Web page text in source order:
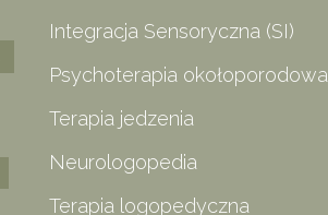
Integracja Sensoryczna (SI)
Psychoterapia okołoporodowa
Terapia jedzenia
Neurologopedia
Terapia logopedyczna